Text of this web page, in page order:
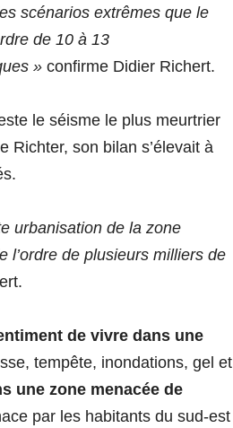
scénarios extrêmes que le
de 10 à 13
» confirme Didier Richert.
le séisme le plus meurtrier
Richter, son bilan s’élevait à
urbanisation de la zone
l’ordre de plusieurs milliers de
de vivre dans une
tempête, inondations, gel et
une zone menacée de
par les habitants du sud-est